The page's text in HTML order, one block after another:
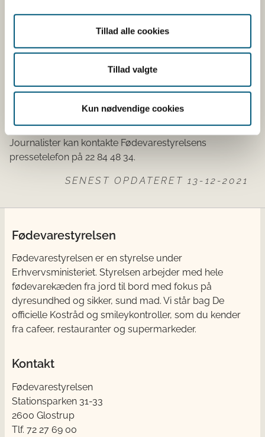
Tillad alle cookies
Tillad valgte
Kun nødvendige cookies
Fødevarestyrelsen.
Læs mere
Læs mere om sygdomsudbruddet
Læs mere om tilbagekaldelsen på
Yderligere oplysninger
​Journalister kan kontakte Fødevarestyrelsens
pressetelefon på 22 84 48 34.
SENEST OPDATERET 13-12-2021
Fødevarestyrelsen
Fødevarestyrelsen er en styrelse under
Erhvervsministeriet. Styrelsen arbejder med hele
fødevarekæden fra jord til bord med fokus på
dyresundhed og sikker, sund mad. Vi står bag De
officielle Kostråd og smileykontroller, som du kender
fra cafeer, restauranter og supermarkeder.
Kontakt
Fødevarestyrelsen
Stationsparken 31-33
2600 Glostrup
Tlf. 72 2​​​7 69 00